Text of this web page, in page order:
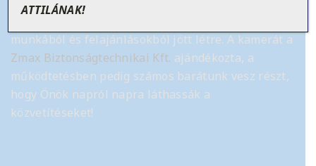
munkából és felajánlásokból jött létre. A kamerát a
Zmax Biztonságtechnikai Kft. ajándékozta, a
működtetésben pedig számos barátunk vesz részt,
hogy Önök napról napra láthassák a
közvetítéseket!
ATTILÁNAK!